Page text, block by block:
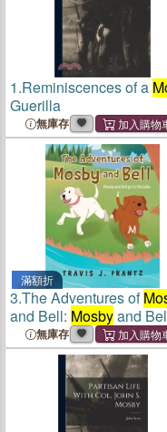
1.Reminiscences of a
Guerilla
無庫存
滿額折
3.The Adventures of
and Bell: Mosbyand
to the Lake
無庫存